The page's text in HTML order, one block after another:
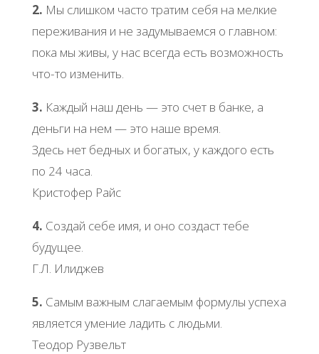
2. Мы слишком часто тратим себя на мелкие
переживания и не задумываемся о главном:
пока мы живы, у нас всегда есть возможность
что-то изменить.
3. Каждый наш день — это счет в банке, а
деньги на нем — это наше время.
Здесь нет бедных и богатых, у каждого есть
по 24 часа.
Кристофер Райс
4. Создай себе имя, и оно создаст тебе
будущее.
Г.Л. Илиджев
5. Самым важным слагаемым формулы успеха
является умение ладить с людьми.
Теодор Рузвельт